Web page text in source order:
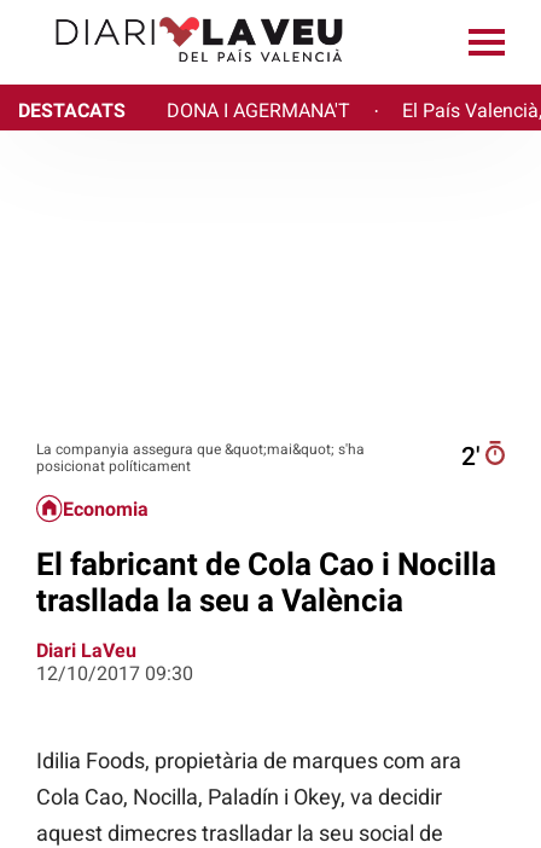
DESTACATS DONA I AGERMANA'T · El País
La companyia assegura que &quot;mai&quot; s'ha
posicionat políticament
2′
Economia
El fabricant de Cola Cao i Nocilla
trasllada la seu a València
Diari LaVeu
12/10/2017 09:30
Idilia Foods, propietària de marques com ara
Cola Cao, Nocilla, Paladín i Okey, va decidir
aquest dimecres traslladar la seu social de